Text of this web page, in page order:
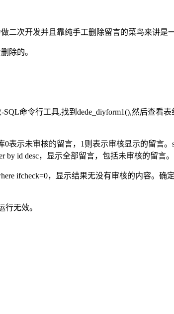
二次开发并且靠纯手工删除留言的菜鸟来讲是
除的。
命令行工具,找到dede_diyform1(),然后查看表
示未审核的留言，1则表示审核显示的留言。
by id desc，显示全部留言，包括未审核的留言。
ifcheck=0，显示结果无没有审核的内容。确
行无效。